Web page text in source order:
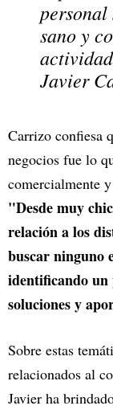
sano y
Javier
Carrizo confiesa
negocios fue lo
comercialmente
"Desde muy
relación a los
buscar ninguno
identificando un
soluciones y
Sobre estas
relacionados al
Javier ha